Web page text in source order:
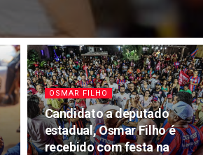
OSMAR FILHO
Candidato a deputado
estadual, Osmar Filho é
recebido com festa na